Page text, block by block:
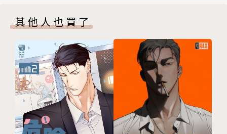
其他人也買了